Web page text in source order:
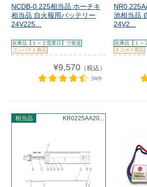
NCDB-0.225相当品 ホーチキ
相当品 自火報用バッテリー
24V225...
在庫品【１～２営業日】で発送
コンパクト商品
¥9,570（税込）
34件
池相当品
24V2...
在庫品【１～
ネコポス商品
相当品 KR0225AA20...